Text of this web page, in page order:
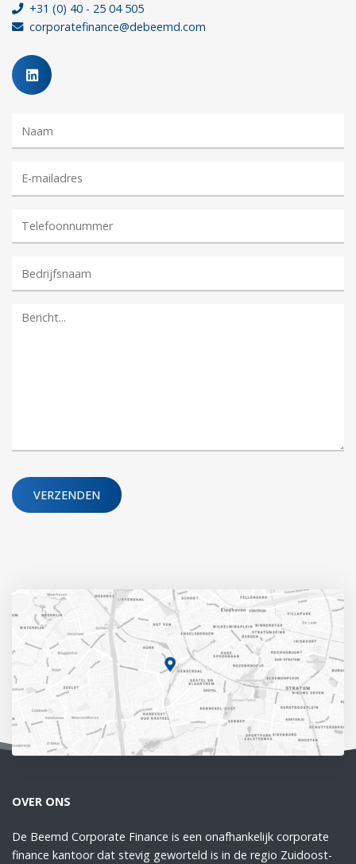
+31 (0) 40 - 25 04 505
corporatefinance@debeemd.com
OVER ONS
De Beemd Corporate Finance is een onafhankelijk corporate
finance kantoor dat stevig geworteld is in de regio Zuidoost-